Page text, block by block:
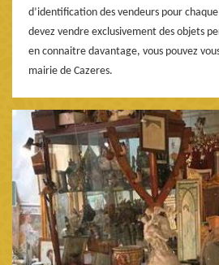
d’identification des vendeurs pour
devez vendre exclusivement des objets
en connaitre davantage, vous pouvez
mairie de Cazeres.